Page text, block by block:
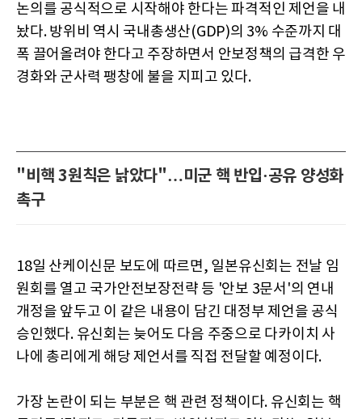
논의를 공식적으로 시작해야 한다는 파격적인 제언을 내
놨다. 방위비 역시 국내총생산(GDP)의 3% 수준까지 대
폭 끌어올려야 한다고 주장하면서 안보정책의 급격한 우
경화와 군사력 팽창에 불을 지피고 있다.
"비핵 3원칙은 낡았다"…미군 핵 반입·공유 양성화
촉구
18일 산케이신문 보도에 따르면, 일본유신회는 전날 임
원회를 열고 국가안전보장전략 등 '안보 3문서'의 연내
개정을 앞두고 이 같은 내용이 담긴 대정부 제언을 공식
승인했다. 유신회는 늦어도 다음 주중으로 다카이치 사
나에 총리에게 해당 제언서를 직접 전달할 예정이다.
가장 논란이 되는 부분은 핵 관련 정책이다. 유신회는 핵